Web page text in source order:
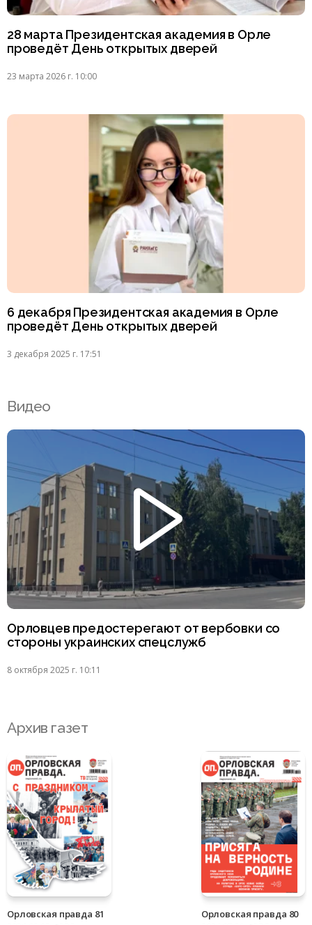
28 марта Президентская академия в Орле
проведёт День открытых дверей
23 марта 2026 г. 10:00
6 декабря Президентская академия в Орле
проведёт День открытых дверей
3 декабря 2025 г. 17:51
Видео
Орловцев предостерегают от вербовки со
стороны украинских спецслужб
8 октября 2025 г. 10:11
Архив газет
Орловская правда 81 Орловская правда 80